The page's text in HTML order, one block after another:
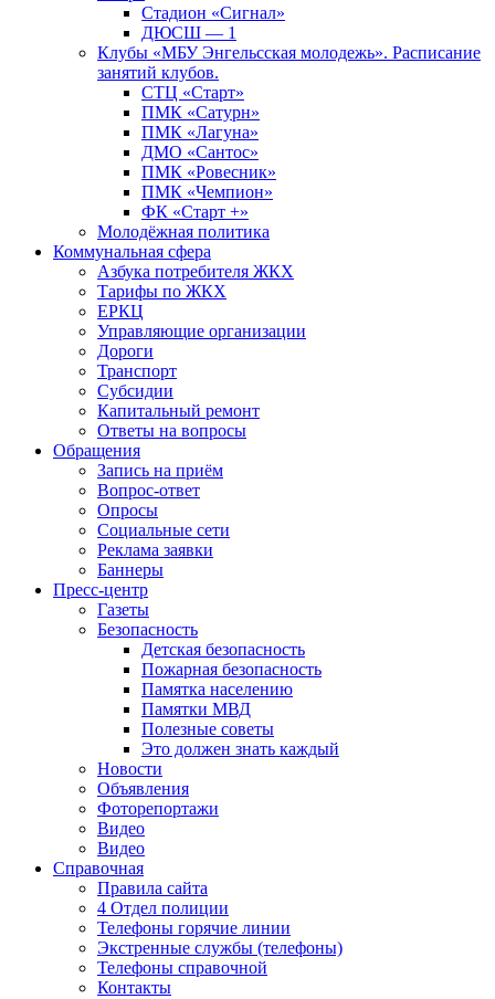
Стадион «Сигнал»
ДЮСШ — 1
Клубы «МБУ Энгельсская молодежь». Расписание
занятий клубов.
СТЦ «Старт»
ПМК «Сатурн»
ПМК «Лагуна»
ДМО «Сантос»
ПМК «Ровесник»
ПМК «Чемпион»
ФК «Старт +»
Молодёжная политика
Коммунальная сфера
Азбука потребителя ЖКХ
Тарифы по ЖКХ
ЕРКЦ
Управляющие организации
Дороги
Транспорт
Субсидии
Капитальный ремонт
Ответы на вопросы
Обращения
Запись на приём
Вопрос-ответ
Опросы
Социальные сети
Реклама заявки
Баннеры
Пресс-центр
Газеты
Безопасность
Детская безопасность
Пожарная безопасность
Памятка населению
Памятки МВД
Полезные советы
Это должен знать каждый
Новости
Объявления
Фоторепортажи
Видео
Видео
Справочная
Правила сайта
4 Отдел полиции
Телефоны горячие линии
Экстренные службы (телефоны)
Телефоны справочной
Контакты